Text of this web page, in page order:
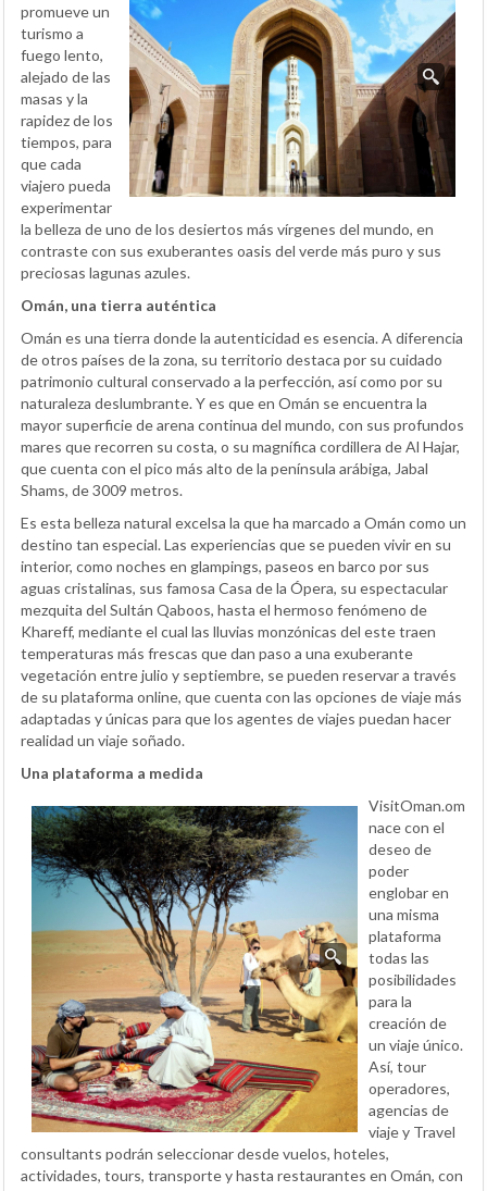
promueve un
turismo a
fuego lento,
alejado de las
masas y la
rapidez de los
tiempos, para
que cada
viajero pueda
experimentar
la belleza de uno de los desiertos más vírgenes del mundo, en
contraste con sus exuberantes oasis del verde más puro y sus
preciosas lagunas azules.
Omán, una tierra auténtica
Omán es una tierra donde la autenticidad es esencia. A diferencia
de otros países de la zona, su territorio destaca por su cuidado
patrimonio cultural conservado a la perfección, así como por su
naturaleza deslumbrante. Y es que en Omán se encuentra la
mayor superficie de arena continua del mundo, con sus profundos
mares que recorren su costa, o su magnífica cordillera de Al Hajar,
que cuenta con el pico más alto de la península arábiga, Jabal
Shams, de 3009 metros.
Es esta belleza natural excelsa la que ha marcado a Omán como un
destino tan especial. Las experiencias que se pueden vivir en su
interior, como noches en glampings, paseos en barco por sus
aguas cristalinas, sus famosa Casa de la Ópera, su espectacular
mezquita del Sultán Qaboos, hasta el hermoso fenómeno de
Khareff, mediante el cual las lluvias monzónicas del este traen
temperaturas más frescas que dan paso a una exuberante
vegetación entre julio y septiembre, se pueden reservar a través
de su plataforma online, que cuenta con las opciones de viaje más
adaptadas y únicas para que los agentes de viajes puedan hacer
realidad un viaje soñado.
Una plataforma a medida
VisitOman.om
nace con el
deseo de
poder
englobar en
una misma
plataforma
todas las
posibilidades
para la
creación de
un viaje único.
Así, tour
operadores,
agencias de
viaje y Travel
consultants podrán seleccionar desde vuelos, hoteles,
actividades, tours, transporte y hasta restaurantes en Omán, con